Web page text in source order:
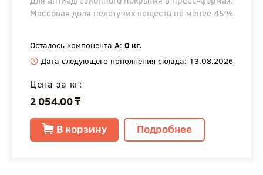
Массовая доля нелетучих веществ не менее 45%.
Осталось компонента А: 0 кг.
Дата следующего пополнения склада: 13.08.2026
Цена за кг:
2 054.00 ₸
В корзину
Подробнее